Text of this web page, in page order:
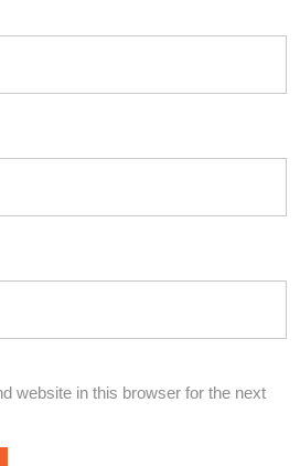
website in this browser for the next